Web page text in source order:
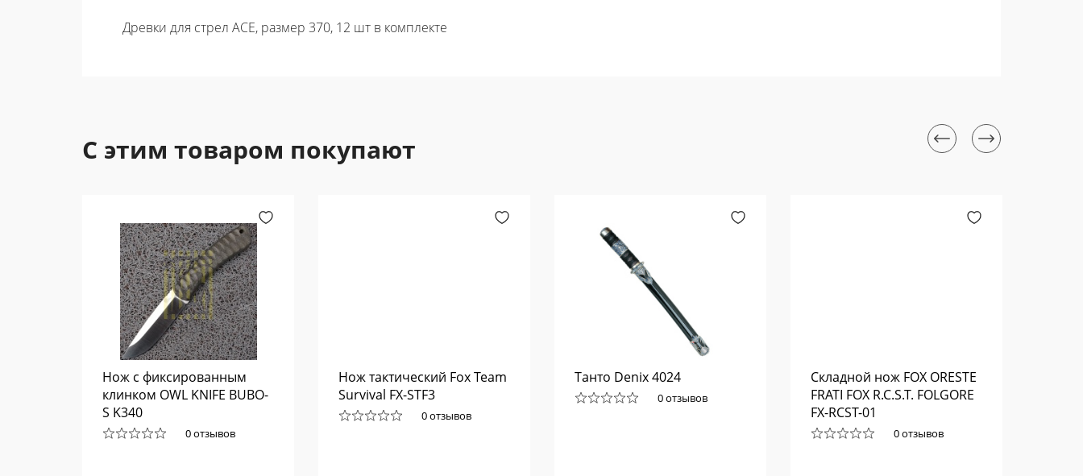
Древки для стрел ACE, размер 370, 12 шт в комплекте
С этим товаром покупают
Нож с фиксированным
клинком OWL KNIFE BUBO-
S K340
0 отзывов
Нож тактический Fox Team
Survival FX-STF3
0 отзывов
Танто Denix 4024
0 отзывов
Складной нож FOX ORESTE
FRATI FOX R.C.S.T. FOLGORE
FX-RCST-01
0 отзывов